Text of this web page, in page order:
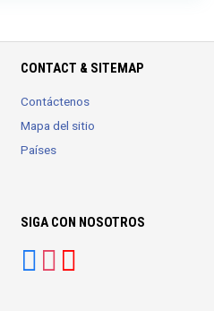
CONTACT & SITEMAP
Contáctenos
Mapa del sitio
Países
SIGA CON NOSOTROS